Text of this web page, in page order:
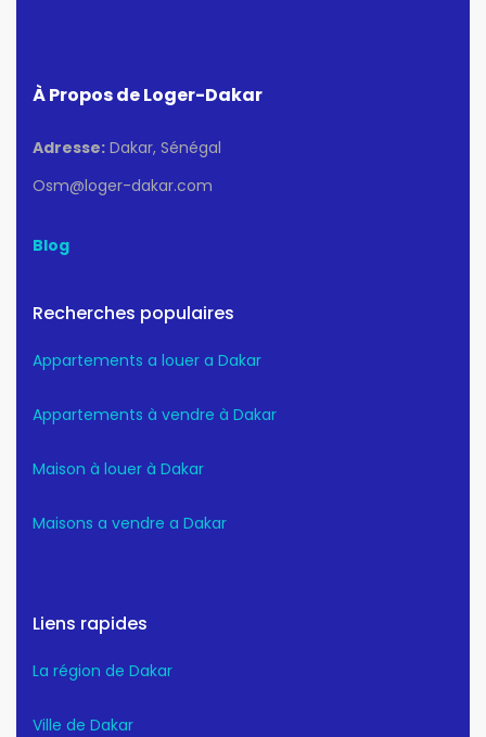
À Propos de Loger-Dakar
Adresse: Dakar, Sénégal
Osm@loger-dakar.com
Blog
Recherches populaires
Appartements a louer a Dakar
Appartements à vendre à Dakar
Maison à louer à Dakar
Maisons a vendre a Dakar
Liens rapides
La région de Dakar
Ville de Dakar